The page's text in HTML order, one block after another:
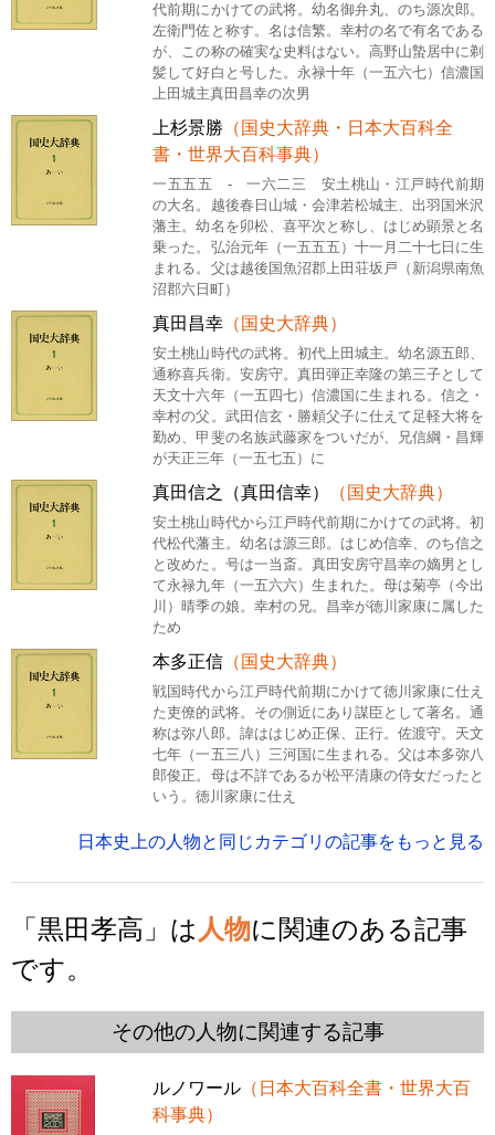
代前期にかけての武将。幼名御弁丸、のち源次郎。
左衛門佐と称す。名は信繁。幸村の名で有名である
が、この称の確実な史料はない。高野山蟄居中に剃
髪して好白と号した。永禄十年（一五六七）信濃国
上田城主真田昌幸の次男
上杉景勝 （国史大辞典・日本大百科全
書・世界大百科事典）
一五五五 - 一六二三 安土桃山・江戸時代前期
の大名。越後春日山城・会津若松城主、出羽国米沢
藩主。幼名を卯松、喜平次と称し、はじめ顕景と名
乗った。弘治元年（一五五五）十一月二十七日に生
まれる。父は越後国魚沼郡上田荘坂戸（新潟県南魚
沼郡六日町）
真田昌幸 （国史大辞典）
安土桃山時代の武将。初代上田城主。幼名源五郎、
通称喜兵衛。安房守。真田弾正幸隆の第三子として
天文十六年（一五四七）信濃国に生まれる。信之・
幸村の父。武田信玄・勝頼父子に仕えて足軽大将を
勤め、甲斐の名族武藤家をついだが、兄信綱・昌輝
が天正三年（一五七五）に
真田信之（真田信幸） （国史大辞典）
安土桃山時代から江戸時代前期にかけての武将。初
代松代藩主。幼名は源三郎。はじめ信幸、のち信之
と改めた。号は一当斎。真田安房守昌幸の嫡男とし
て永禄九年（一五六六）生まれた。母は菊亭（今出
川）晴季の娘。幸村の兄。昌幸が徳川家康に属した
ため
本多正信 （国史大辞典）
戦国時代から江戸時代前期にかけて徳川家康に仕え
た吏僚的武将。その側近にあり謀臣として著名。通
称は弥八郎。諱ははじめ正保、正行。佐渡守。天文
七年（一五三八）三河国に生まれる。父は本多弥八
郎俊正。母は不詳であるが松平清康の侍女だったと
いう。徳川家康に仕え
日本史上の人物と同じカテゴリの記事をもっと見る
「黒田孝高」は 人物に関連のある記事
です。
その他の人物に関連する記事
ルノワール （日本大百科全書・世界大百
科事典）